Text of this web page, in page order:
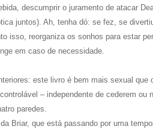
descumprir o juramento de atacar
juntos). Ah, tenha dó: se fez, se
isso, reorganiza os sonhos para estar
em caso de necessidade.
este livro é bem mais sexual
– independente de cederem
paredes.
Briar, que está passando por uma